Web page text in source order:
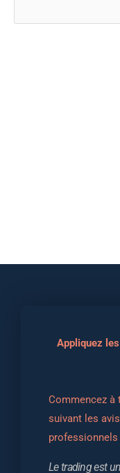
Appliquez
Commencez à
suivant les
professionnels
Le trading est